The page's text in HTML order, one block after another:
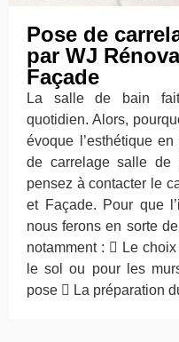
Pose de
par WJ
Façade
La salle de bain
quotidien. Alors,
évoque l’esthétique
de carrelage salle de
pensez à contacter le
et Façade. Pour que
nous ferons en sorte
notamment :  Le
le sol ou pour les
pose  La préparation